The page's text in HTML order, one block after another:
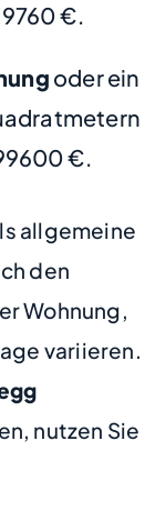
€.
oder ein
€.
allgemeine
den
Wohnung,
variieren.
nutzen Sie